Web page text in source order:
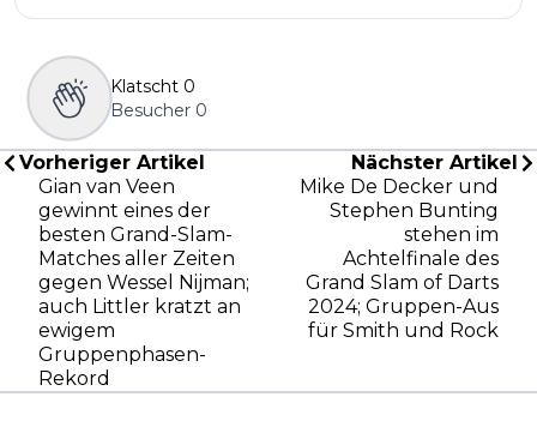
Klatscht 0
Besucher 0
Vorheriger Artikel
Gian van Veen
gewinnt eines der
besten Grand-Slam-
Matches aller Zeiten
gegen Wessel Nijman;
auch Littler kratzt an
ewigem
Gruppenphasen-
Rekord
Nächster Artikel
Mike De Decker und
Stephen Bunting
stehen im
Achtelfinale des
Grand Slam of Darts
2024; Gruppen-Aus
für Smith und Rock